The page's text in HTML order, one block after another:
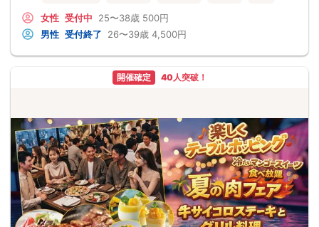
女性 受付中 25〜38歳 500円
男性 受付終了 26〜39歳 4,500円
開催確定 40人突破！